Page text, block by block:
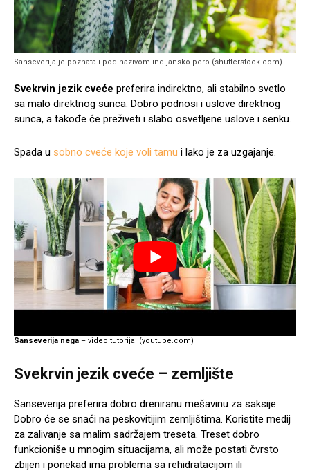
Sanseverija je poznata i pod nazivom indijansko pero (shutterstock.com)
Svekrvin jezik cveće preferira indirektno, ali stabilno svetlo
sa malo direktnog sunca. Dobro podnosi i uslove direktnog
sunca, a takođe će preživeti i slabo osvetljene uslove i senku.
Spada u sobno cveće koje voli tamu i lako je za uzgajanje.
Sanseverija nega – video tutorijal (youtube.com)
Svekrvin jezik cveće – zemljište
Sanseverija preferira dobro dreniranu mešavinu za saksije.
Dobro će se snaći na peskovitijim zemljištima. Koristite medij
za zalivanje sa malim sadržajem treseta. Treset dobro
funkcioniše u mnogim situacijama, ali može postati čvrsto
zbijen i ponekad ima problema sa rehidratacijom ili